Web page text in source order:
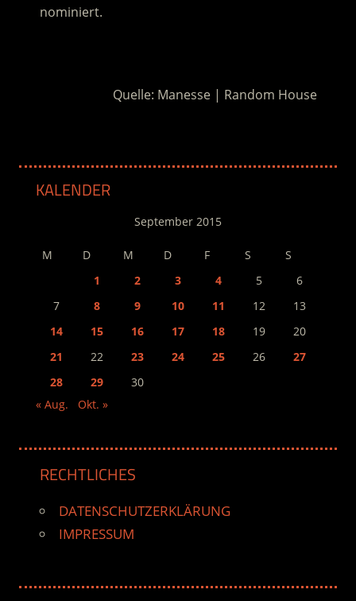
nominiert.
Quelle: Manesse | Random House
KALENDER
September 2015
M D M D F S
S
1
2 3 4 5
6
7
8 9 10 11 12
13
14
15 16 17 18 19
20
21
22 23 24 25 26
27
28
29
30
« Aug.
Okt. »
RECHTLICHES
DATENSCHUTZERKLÄRUNG
IMPRESSUM